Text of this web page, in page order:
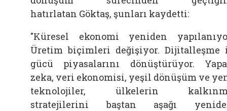
hatırlatan Göktaş, şunları kaydetti:
"Küresel ekonomi yeniden
Üretim biçimleri değişiyor. Dijitalleşme
gücü piyasalarını dönüştürüyor.
zeka, veri ekonomisi, yeşil dönüşüm ve
teknolojiler, ülkelerin
stratejilerini baştan aşağı